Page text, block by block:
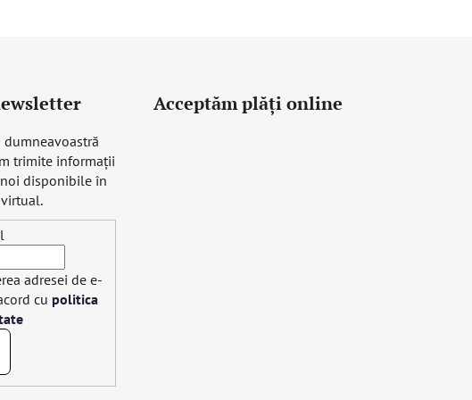
trimite informaţii
disponibile în
adresei de e-
cu politica
Acceptăm plăţi online